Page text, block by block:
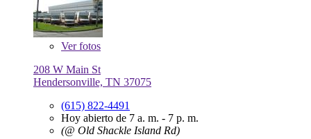
Verfotos
208 W Main St
Hendersonville, TN 37075
(615) 822-4491
Hoy abierto de 7 a. m. - 7 p. m.
(@ Old Shackle Island Rd)